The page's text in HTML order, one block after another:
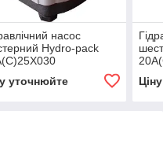
насос
Hydro-pack
уточнюйте